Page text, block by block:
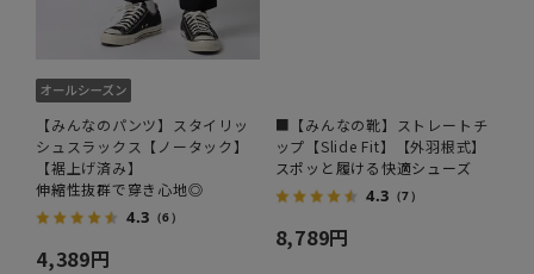
【みんなのパンツ】スタイリッ
シュスラックス【ノータック】
【裾上げ済み】
伸縮性抜群で穿き心地◎
4.3 （6）
4,389円
■【みんなの靴】ストレートチ
ップ【Slide Fit】【外羽根式】
スポッと履ける快適シューズ
4.3 （7）
8,789円